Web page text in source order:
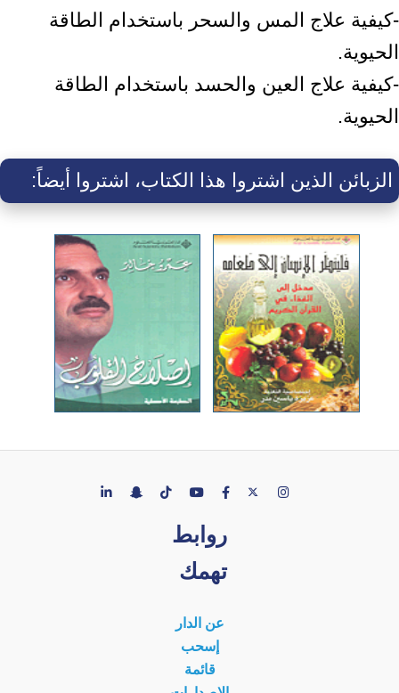
-كيفية علاج المس والسحر باستخدام الطاقة
الحيوية.
-كيفية علاج العين والحسد باستخدام الطاقة
الحيوية.
الزبائن الذين اشتروا هذا الكتاب، اشتروا أيضاً:
روابط
تهمك
عن الدار
إسحب
قائمة